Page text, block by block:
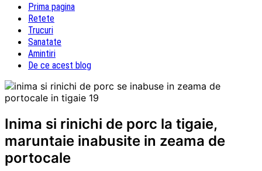
Prima pagina
Retete
Trucuri
Sanatate
Amintiri
De ce acest blog
Inima si rinichi de porc la tigaie,
maruntaie inabusite in zeama de
portocale